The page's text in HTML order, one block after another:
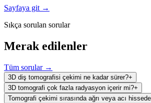
Sayfaya git →
Sıkça sorulan sorular
Merak edilenler
Tüm sorular →
3D diş tomografisi çekimi ne kadar sürer?+
3D tomografi çok fazla radyasyon içerir mi?+
Tomografi çekimi sırasında ağrı veya acı